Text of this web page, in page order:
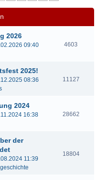
2026
09:40
4603
2025!
08:36
11127
2024
16:38
28662
der
11:39
18804